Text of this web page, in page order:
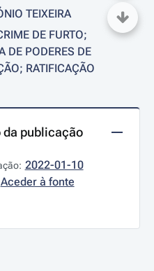
TEIXEIRA
DE FURTO;
DE PODERES DE
RATIFICAÇÃO
da publicação
2022-01-10
Aceder à fonte